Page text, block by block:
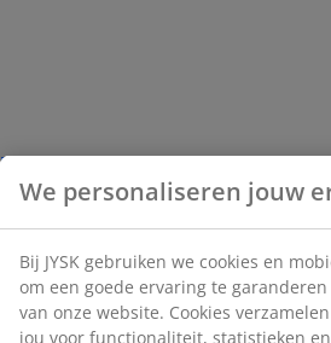
We personaliseren jouw
Bij JYSK gebruiken we cookies en
om een goede ervaring te
van onze website. Cookies
jou voor functionaliteit, statistieken